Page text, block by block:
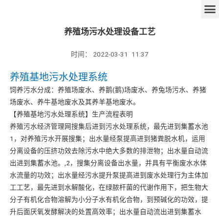
养殖场污水处理设备工艺
时间： 2022-03-31 11:37
养殖基地污水处理系统
饲养污水分成：养殖场废水、养鹅(鹅)场废水、养兔场污水、养猪
场废水、养牛基地废水及其养羊基地废水。
【养殖基地污水处理系统】生产流程表明
养殖污水经济管理网搜集后进到污水处理系统，最先进到集蓄水池
1，对养殖污水开展搜集；出水量经泵提高进到猪粪脱水机，运用
分离设备的压挤功效去除污水中绝大多数的排泄物；出水量自动流
出进到集蓄水池。,2，搜集分离设备出水量，并具有平衡废水水体
水流量的功效；出水量经污水提升泵提高进到废水处理行为主体加
工工艺，最先进到水解酸化，在绿脓杆菌的代谢作用下，把生物大
分子有机化合物溶解为小分子水有机化合物，到预碱化的功效，提
升后面厌氧发酵解决的处置高效率；出水量自动流出进到集蓄水